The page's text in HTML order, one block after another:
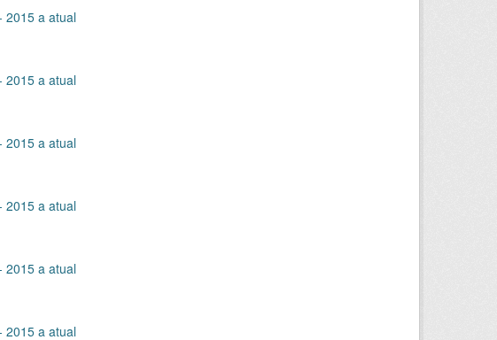
2015 a atual
2015 a atual
2015 a atual
2015 a atual
2015 a atual
2015 a atual